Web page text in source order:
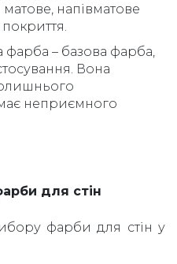
напівматове
– базова фарба,
Вона
неприємного
для стін
фарби для стін у